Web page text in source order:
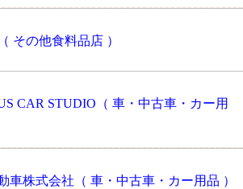
その他食料品店 ）
CAR STUDIO（ 車・中古車・カー用
車株式会社（ 車・中古車・カー用品 ）